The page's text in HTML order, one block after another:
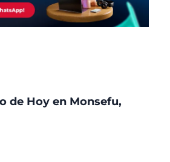
de Hoy en Monsefu,